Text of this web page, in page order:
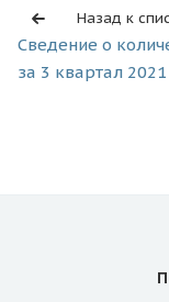
Назад к
Сведение о
за 3 квартал